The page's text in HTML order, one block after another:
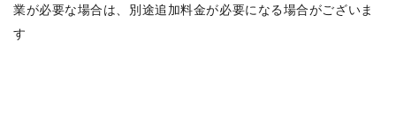
業が必要な場合は、別途追加料金が必要になる場合がございま
す